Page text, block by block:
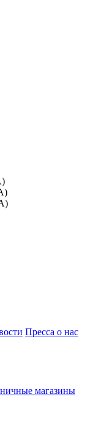
Пресса о нас
магазины